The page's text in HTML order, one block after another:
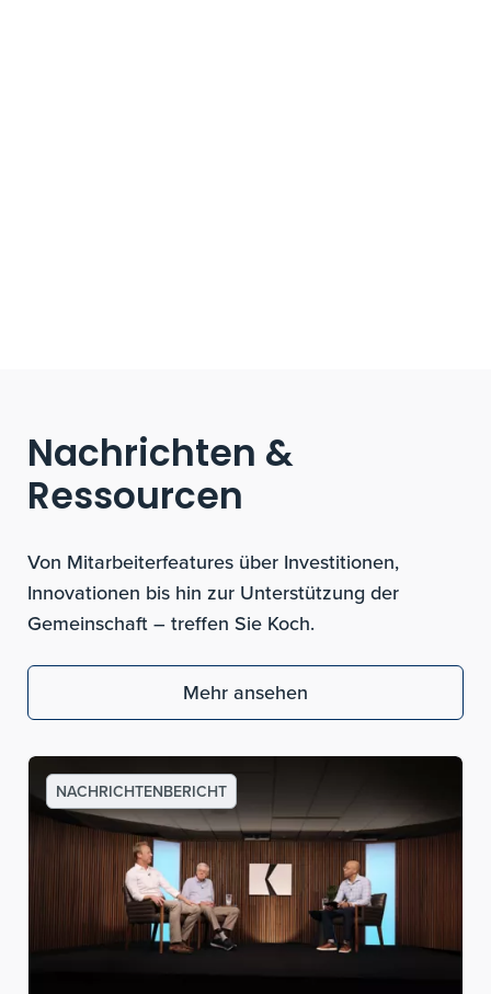
Nachrichten &
Ressourcen
Von Mitarbeiterfeatures über Investitionen,
Innovationen bis hin zur Unterstützung der
Gemeinschaft – treffen Sie Koch.
Mehr ansehen
NACHRICHTENBERICHT